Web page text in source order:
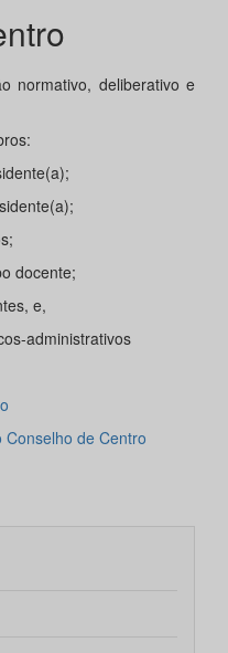
normativo, deliberativo e
docente;
e,
administrativos
de Centro